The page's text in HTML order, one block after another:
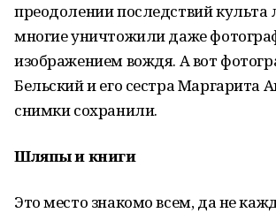
преодолении последствий культа
многие уничтожили даже
изображением вождя. А вот
Бельский и его сестра Маргарита
снимки сохранили.
Шляпы и книги
Это место знакомо всем, да не